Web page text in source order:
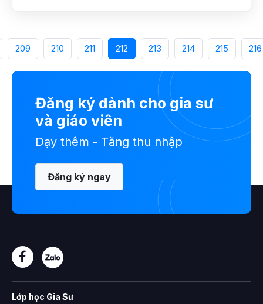
209 210 211 212 213 214 215 216
Đăng ký dành cho gia sư
và giáo viên
Dạy thêm - Tăng thu nhập
Đăng ký ngay
Lớp học Gia Sư